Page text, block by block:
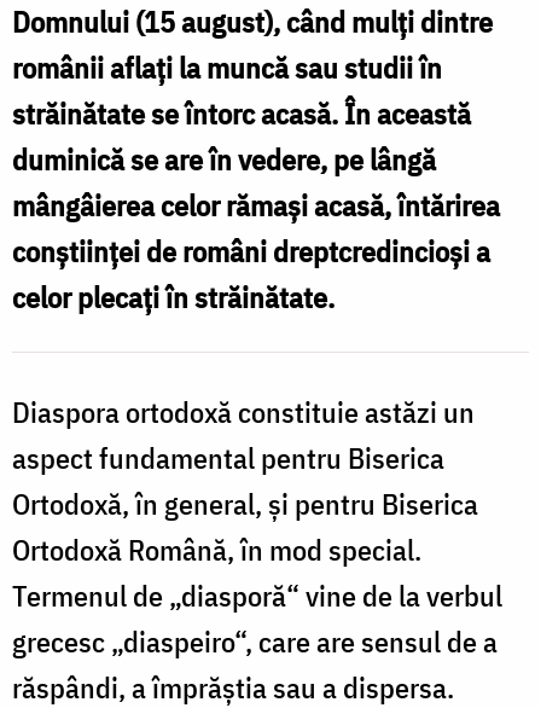
Domnului (15 august), când mulţi dintre
românii aflaţi la muncă sau studii în
străinătate se întorc acasă. În această
duminică se are în vedere, pe lângă
mângâierea celor rămaşi acasă, întărirea
conştiinţei de români dreptcredincioşi a
celor plecaţi în străinătate.
Diaspora ortodoxă constituie astăzi un
aspect fundamental pentru Biserica
Ortodoxă, în general, şi pentru Biserica
Ortodoxă Română, în mod special.
Termenul de „diasporă“ vine de la verbul
grecesc „diaspeiro“, care are sensul de a
răspândi, a împrăştia sau a dispersa.